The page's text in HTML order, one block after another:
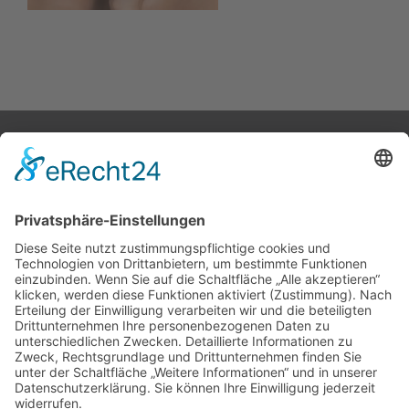
STARTSEITE ÜBER UNS KONTAKT
Melden Sie sich für unseren Newsletter an
Ich stimme derDatenschutzerklärungdieser Website
zu
Telefon: 0 21 96 – 89 88 69 – 0
Facebook:@mark.diehl.kosmetik